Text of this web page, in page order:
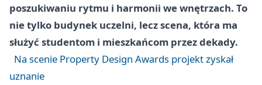
poszukiwaniu rytmu i harmonii we wnętrzach. To
nie tylko budynek uczelni, lecz scena, która ma
służyć studentom i mieszkańcom przez dekady.
Na scenie Property Design Awards projekt zyskał
uznanie